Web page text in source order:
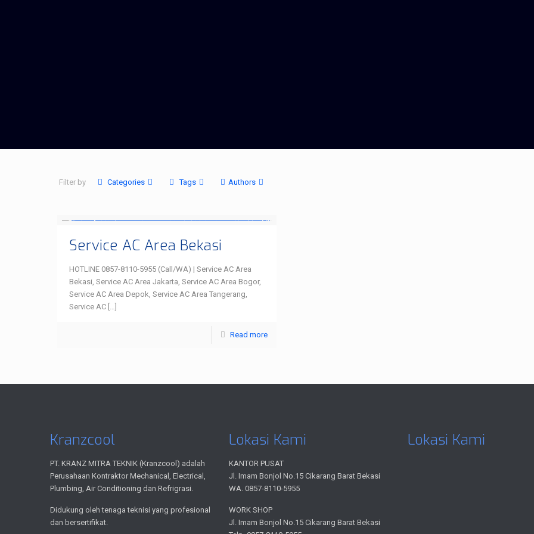
Filter by Categories Tags Authors
Service AC Area Bekasi
HOTLINE 0857-8110-5955 (Call/WA) | Service AC Area
Bekasi, Service AC Area Jakarta, Service AC Area Bogor,
Service AC Area Depok, Service AC Area Tangerang,
Service AC[…]
Read more
Kranzcool
PT. KRANZ MITRA TEKNIK (Kranzcool) adalah
Perusahaan Kontraktor Mechanical, Electrical,
Plumbing, Air Conditioning dan Refrigrasi.
Didukung oleh tenaga teknisi yang profesional
dan bersertifikat.
Lokasi Kami
KANTOR PUSAT
Jl. Imam Bonjol No.15 Cikarang Barat Bekasi
WA. 0857-8110-5955
WORK SHOP
Jl. Imam Bonjol No.15 Cikarang Barat Bekasi
Lokasi Kami